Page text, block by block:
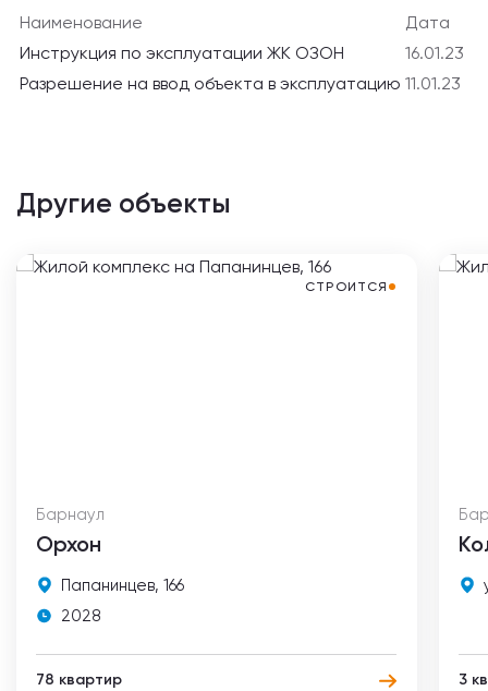
Наименование
Дата
Инструкция по эксплуатации ЖК ОЗОН
16.01.23
Разрешение на ввод объекта в эксплуатацию 11.01.23
Другие объекты
Барнаул
Орхон
Папанинцев, 166
2028
78 квартир
СТРОИТСЯ
3